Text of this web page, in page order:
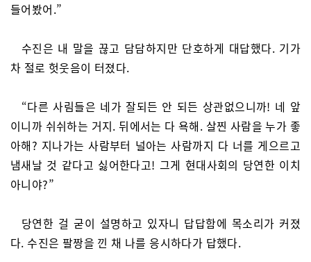
들어봤어.”
수진은 내 말을 끊고 담담하지만 단호하게 대답했다. 기가
차 절로 헛웃음이 터졌다.
“다른 사림들은 네가 잘되든 안 되든 상관없으니까! 네 앞
이니까 쉬쉬하는 거지. 뒤에서는 다 욕해. 살찐 사람을 누가 좋
아해? 지나가는 사람부터 널아는 사람까지 다 너를 게으르고
냄새날 것 같다고 싫어한다고! 그게 현대사회의 당연한 이치
아니야?”
당연한 걸 굳이 설명하고 있자니 답답함에 목소리가 커졌
다. 수진은 팔짱을 낀 채 나를 응시하다가 답했다.